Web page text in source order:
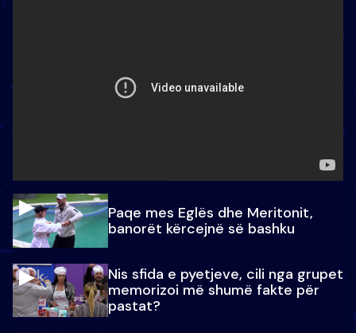
Paqe mes Eglës dhe Meritonit,
banorët kërcejnë së bashku
Nis sfida e pyetjeve, cili nga grupet
memorizoi më shumë fakte për
pastat?